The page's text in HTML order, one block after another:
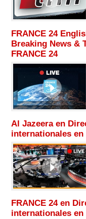
FRANCE 24
Breaking News &
FRANCE 24
Al Jazeera en
internationales en
FRANCE 24 en
internationales en